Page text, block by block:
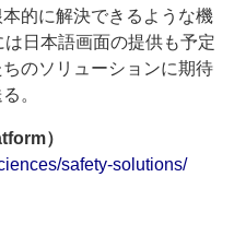
的に解決できるような機
日本語画面の提供も予定
のソリューションに期待
。
）
safety-solutions/